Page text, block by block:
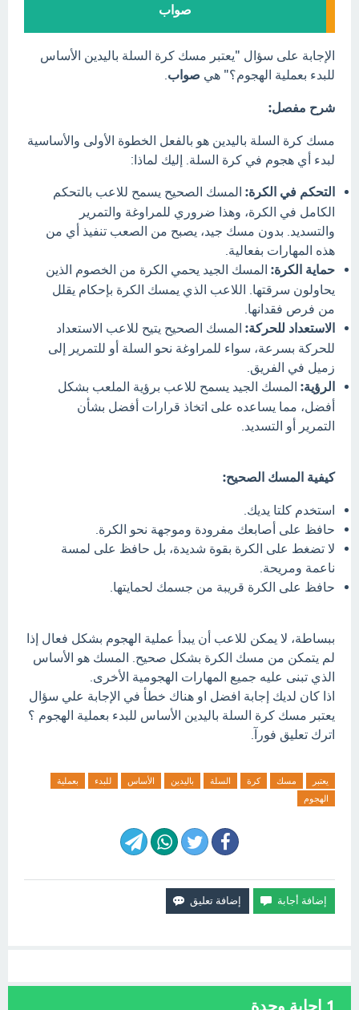
صواب
الإجابة على سؤال "يعتبر مسك كرة السلة باليدين الأساس
للبدء بعملية الهجوم؟" هي صواب
شرح مفصل:
مسك كرة السلة باليدين هو بالفعل الخطوة الأولى والأساسية
لبدء أي هجوم في كرة السلة. إليك لماذا:
التحكم في الكرة: المسك الصحيح يسمح للاعب بالتحكم
الكامل في الكرة، وهذا ضروري للمراوغة والتمرير
والتسديد. بدون مسك جيد، يصبح من الصعب تنفيذ أي من
هذه المهارات بفعالية.
حماية الكرة: المسك الجيد يحمي الكرة من الخصوم الذين
يحاولون سرقتها. اللاعب الذي يمسك الكرة بإحكام يقلل
من فرص فقدانها.
الاستعداد للحركة: المسك الصحيح يتيح للاعب الاستعداد
للحركة بسرعة، سواء للمراوغة نحو السلة أو للتمرير إلى
زميل في الفريق.
الرؤية: المسك الجيد يسمح للاعب برؤية الملعب بشكل
أفضل، مما يساعده على اتخاذ قرارات أفضل بشأن
التمرير أو التسديد.
كيفية المسك الصحيح:
استخدم كلتا يديك.
حافظ على أصابعك مفرودة وموجهة نحو الكرة.
لا تضغط على الكرة بقوة شديدة، بل حافظ على لمسة
ناعمة ومريحة.
حافظ على الكرة قريبة من جسمك لحمايتها.
ببساطة، لا يمكن للاعب أن يبدأ عملية الهجوم بشكل فعال إذا
لم يتمكن من مسك الكرة بشكل صحيح. المسك هو الأساس
الذي تبنى عليه جميع المهارات الهجومية الأخرى.
اذا كان لديك إجابة افضل او هناك خطأ في الإجابة علي سؤال
يعتبر مسك كرة السلة باليدين الأساس للبدء بعملية الهجوم ؟
اترك تعليق فورآ.
يعتبر مسك كرة السلة باليدين الأساس للبدء
بعملية
الهجوم
1 إجابة وحدة